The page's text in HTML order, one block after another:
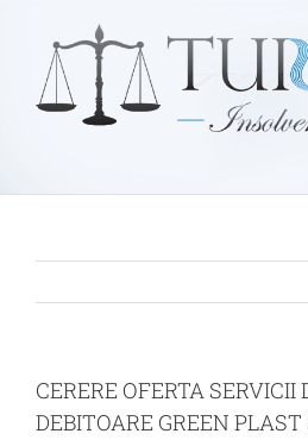
content
CERERE OFERTA SERVICII
DEBITOARE GREEN